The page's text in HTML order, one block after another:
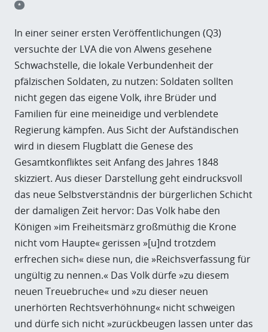
*
In einer seiner ersten Veröffentlichungen (Q3)
versuchte der LVA die von Alwens gesehene
Schwachstelle, die lokale Verbundenheit der
pfälzischen Soldaten, zu nutzen: Soldaten sollten
nicht gegen das eigene Volk, ihre Brüder und
Familien für eine meineidige und verblendete
Regierung kämpfen. Aus Sicht der Aufständischen
wird in diesem Flugblatt die Genese des
Gesamtkonfliktes seit Anfang des Jahres 1848
skizziert. Aus dieser Darstellung geht eindrucksvoll
das neue Selbstverständnis der bürgerlichen Schicht
der damaligen Zeit hervor: Das Volk habe den
Königen »im Freiheitsmärz großmüthig die Krone
nicht vom Haupte« gerissen »[u]nd trotzdem
erfrechen sich« diese nun, die »Reichsverfassung für
ungültig zu nennen.« Das Volk dürfe »zu diesem
neuen Treuebruche« und »zu dieser neuen
unerhörten Rechtsverhöhnung« nicht schweigen
und dürfe sich nicht »zurückbeugen lassen unter das